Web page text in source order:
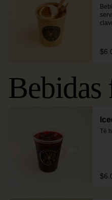
Bebidas
Té